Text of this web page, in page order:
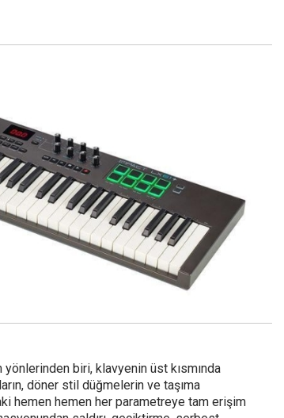
biri, klavyenin üst kısmında
döner stil düğmelerin ve taşıma
hemen hemen her parametreye tam erişim